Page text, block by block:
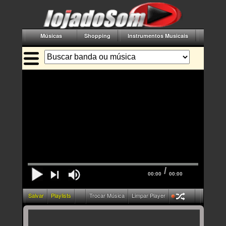
Músicas Shopping Instrumentos Musicais
00:00 / 00:00
Salvar Playlists Trocar Música Limpar Player